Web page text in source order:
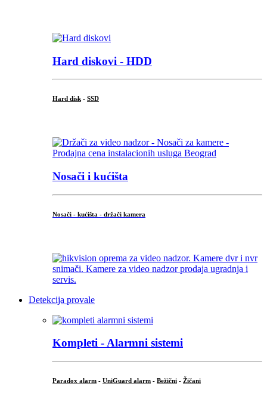
Hard diskovi - HDD
Hard disk - SSD
Nosači i kućišta
Nosači - kućišta - držači kamera
Detekcija provale
Kompleti - Alarmni sistemi
Paradox alarm - UniGuard alarm - Bežični - Žičani